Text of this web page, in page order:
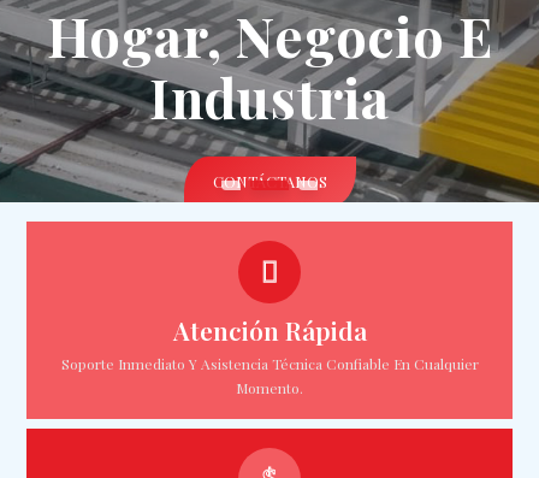
Hogar, Negocio E
Industria
CONTÁCTANOS
Atención Rápida
Soporte Inmediato Y Asistencia Técnica Confiable En Cualquier
Momento.